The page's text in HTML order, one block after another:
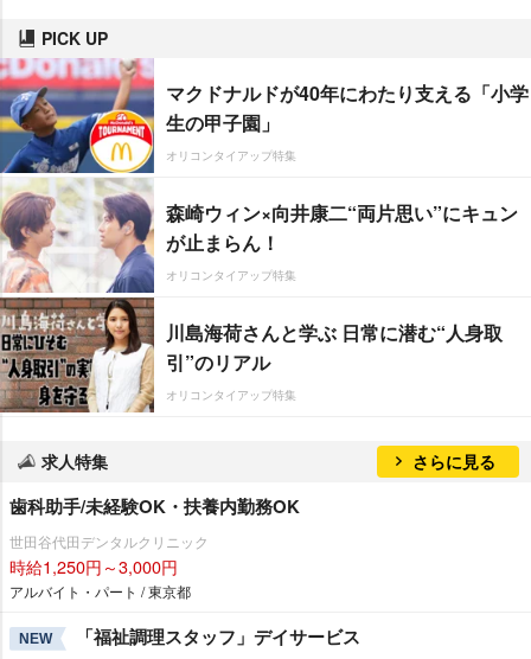
PICK UP
マクドナルドが40年にわたり支える「小学
生の甲子園」
オリコンタイアップ特集
森崎ウィン×向井康二“両片思い”にキュン
が止まらん！
オリコンタイアップ特集
川島海荷さんと学ぶ 日常に潜む“人身取
引”のリアル
オリコンタイアップ特集
求人特集 さらに見る
歯科助手/未経験OK・扶養内勤務OK
世田谷代田デンタルクリニック
時給1,250円～3,000円
アルバイト・パート / 東京都
NEW 「福祉調理スタッフ」デイサービス